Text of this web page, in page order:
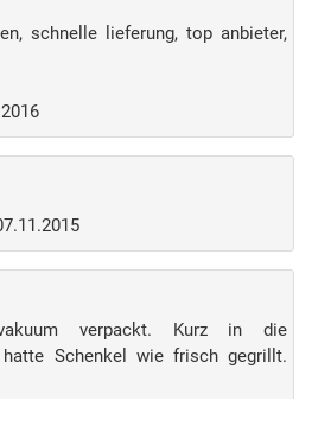
schnelle lieferung, top anbieter,
verpackt. Kurz in die
Schenkel wie frisch gegrillt.